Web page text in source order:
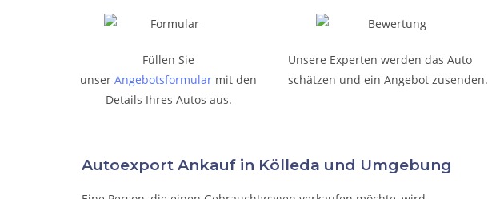
Füllen Sie
unserAngebotsformular mit den
Details Ihres Autos aus.
Unsere Experten werden das Auto
schätzen und ein Angebot zusenden.
Autoexport Ankauf in Kölleda und Umgebung